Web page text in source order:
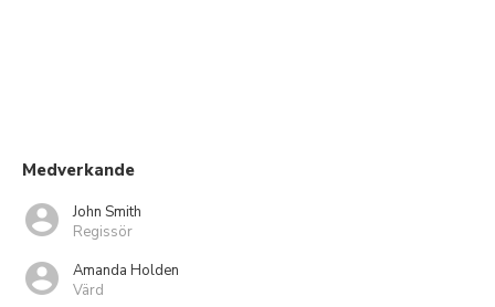
Medverkande
John Smith
Regissör
Amanda Holden
Värd